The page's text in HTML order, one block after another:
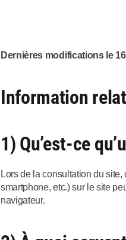
Dernières modifications le
Information
1) Qu’est-ce
Lors de la consultation du
smartphone, etc.) sur le site
navigateur.